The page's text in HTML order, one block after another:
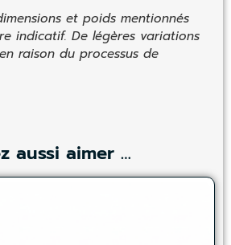
et poids mentionnés
indicatif. De légères variations
raison du processus de
aussi aimer …